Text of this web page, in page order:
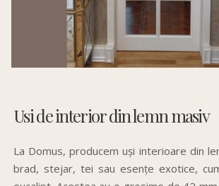
Usi de interior din lemn masiv
La Domus, producem uși interioare din
brad, stejar, tei sau esențe exotice,